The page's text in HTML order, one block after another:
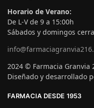
Horario de Verano:
De L-V de 9 a 15:00h
Sábados y domingos
2024 © Farmacia Granvia
Diseñado y desarrollado
FARMACIA DESDE 1953